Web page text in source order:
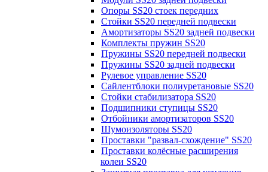
Опоры SS20 стоек передних
Стойки SS20 передней подвески
Амортизаторы SS20 задней подвески
Комплекты пружин SS20
Пружины SS20 передней подвески
Пружины SS20 задней подвески
Рулевое управление SS20
Сайлентблоки полиуретановые SS20
Стойки стабилизатора SS20
Подшипники ступицы SS20
Отбойники амортизаторов SS20
Шумоизоляторы SS20
Проставки "развал-схождение" SS20
Проставки колёсные расширения
колеи SS20